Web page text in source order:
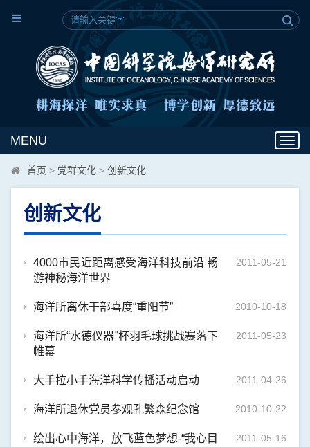
MENU
首页 > 党群文化 > 创新文化
创新文化
2011-05-21
4000市民近距离感受海洋科技前沿 畅
游神秘海洋世界
2010-10-18
海洋所离休干部喜度“重阳节”
2011-05-23
海洋所“水德仪器”杯羽毛球挑战赛落下
帷幕
2011-04-26
大手拉小手海洋科学传播活动启动
2010-10-22
海洋所退休党员参观孔繁森纪念馆
2011-05-16
绘出心中海洋，放飞蓝色梦想-“我心目